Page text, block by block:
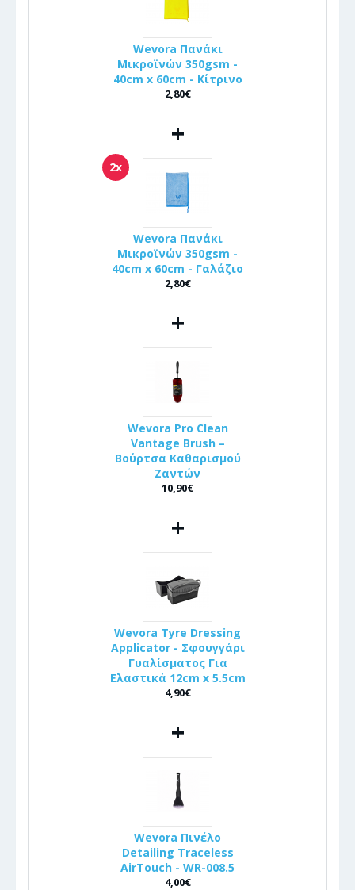
Wevora Πανάκι
Μικροϊνών 350gsm -
40cm x 60cm - Κίτρινο
2,80€
+
2x
Wevora Πανάκι
Μικροϊνών 350gsm -
40cm x 60cm - Γαλάζιο
2,80€
+
Wevora Pro Clean
Vantage Brush –
Βούρτσα Καθαρισμού
Ζαντών
10,90€
+
Wevora Tyre Dressing
Applicator - Σφουγγάρι
Γυαλίσματος Για
Ελαστικά 12cm x 5.5cm
4,90€
+
Wevora Πινέλo
Detailing Traceless
AirTouch - WR-008.5
4,00€